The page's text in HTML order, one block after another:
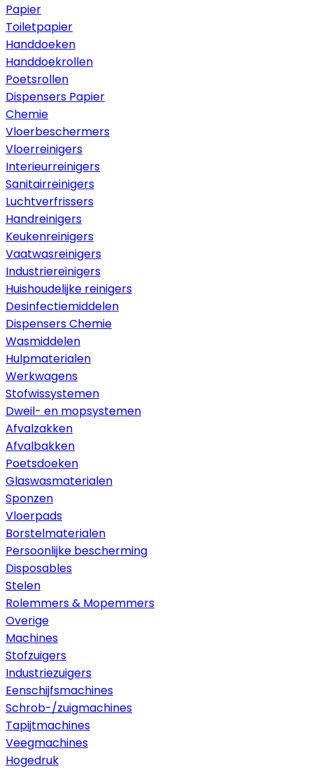
Papier
Toiletpapier
Handdoeken
Handdoekrollen
Poetsrollen
Dispensers Papier
Chemie
Vloerbeschermers
Vloerreinigers
Interieurreinigers
Sanitairreinigers
Luchtverfrissers
Handreinigers
Keukenreinigers
Vaatwasreinigers
Industriereinigers
Huishoudelijke reinigers
Desinfectiemiddelen
Dispensers Chemie
Wasmiddelen
Hulpmaterialen
Werkwagens
Stofwissystemen
Dweil- en mopsystemen
Afvalzakken
Afvalbakken
Poetsdoeken
Glaswasmaterialen
Sponzen
Vloerpads
Borstelmaterialen
Persoonlijke bescherming
Disposables
Stelen
Rolemmers & Mopemmers
Overige
Machines
Stofzuigers
Industriezuigers
Eenschijfsmachines
Schrob-/zuigmachines
Tapijtmachines
Veegmachines
Hogedruk